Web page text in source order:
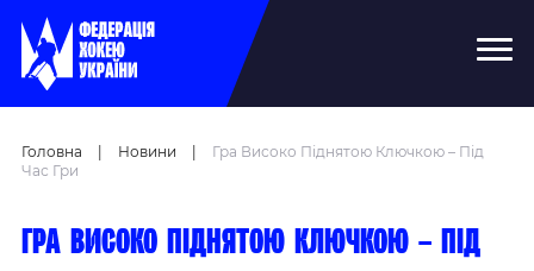
Головна Новини
Гра Високо Піднятою Ключкою – Під
Час Гри
Гра високо піднятою ключкою – під